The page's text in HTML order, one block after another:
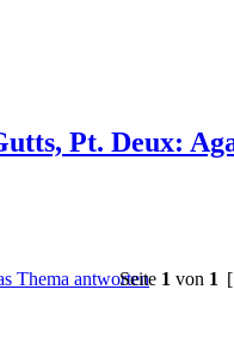
Pt. Deux:
Seite 1 von 1